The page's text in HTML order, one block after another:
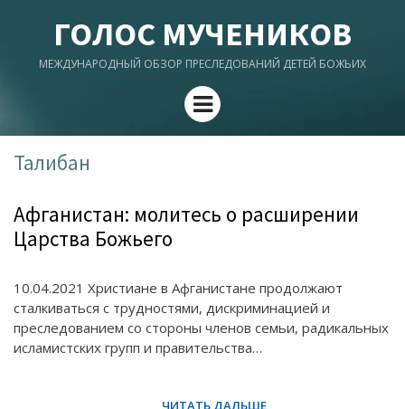
ГОЛОС МУЧЕНИКОВ
МЕЖДУНАРОДНЫЙ ОБЗОР ПРЕСЛЕДОВАНИЙ ДЕТЕЙ БОЖЬИХ
Menu
Талибан
Афганистан: молитесь о расширении
Царства Божьего
10.04.2021 Христиане в Афганистане продолжают
сталкиваться с трудностями, дискриминацией и
преследованием со стороны членов семьи, радикальных
исламистских групп и правительства…